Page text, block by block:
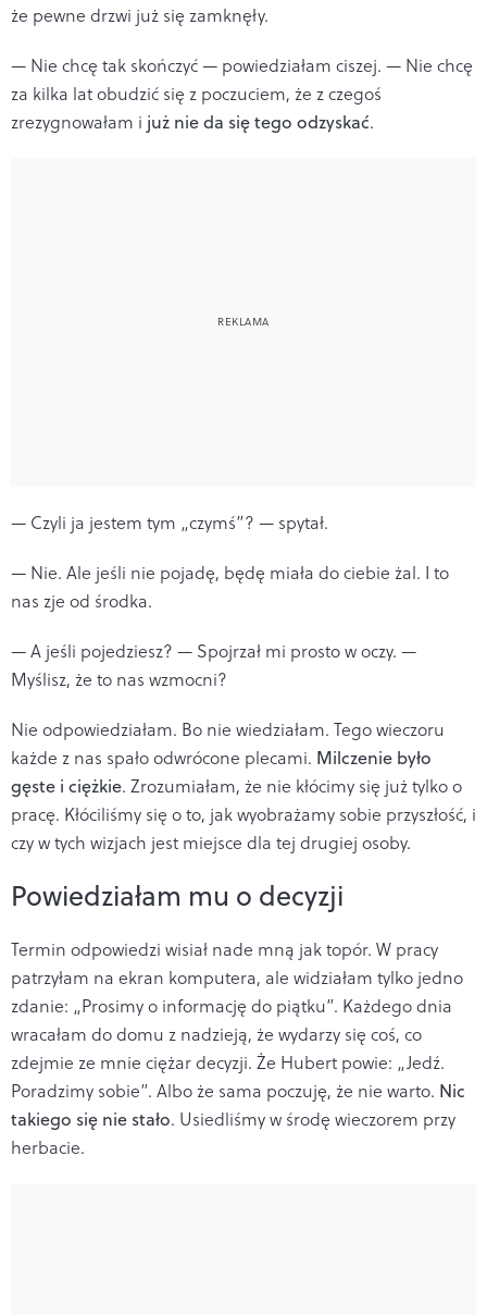
że pewne drzwi już się zamknęły.
— Nie chcę tak skończyć — powiedziałam ciszej. — Nie chcę
za kilka lat obudzić się z poczuciem, że z czegoś
zrezygnowałam i już nie da się tego odzyskać.
— Czyli ja jestem tym „czymś”? — spytał.
— Nie. Ale jeśli nie pojadę, będę miała do ciebie żal. I to
nas zje od środka.
— A jeśli pojedziesz? — Spojrzał mi prosto w oczy. —
Myślisz, że to nas wzmocni?
Nie odpowiedziałam. Bo nie wiedziałam. Tego wieczoru
każde z nas spało odwrócone plecami. Milczenie było
gęste i ciężkie. Zrozumiałam, że nie kłócimy się już tylko o
pracę. Kłóciliśmy się o to, jak wyobrażamy sobie przyszłość, i
czy w tych wizjach jest miejsce dla tej drugiej osoby.
Powiedziałam mu o decyzji
Termin odpowiedzi wisiał nade mną jak topór. W pracy
patrzyłam na ekran komputera, ale widziałam tylko jedno
zdanie: „Prosimy o informację do piątku”. Każdego dnia
wracałam do domu z nadzieją, że wydarzy się coś, co
zdejmie ze mnie ciężar decyzji. Że Hubert powie: „Jedź.
Poradzimy sobie”. Albo że sama poczuję, że nie warto. Nic
takiego się nie stało. Usiedliśmy w środę wieczorem przy
herbacie.